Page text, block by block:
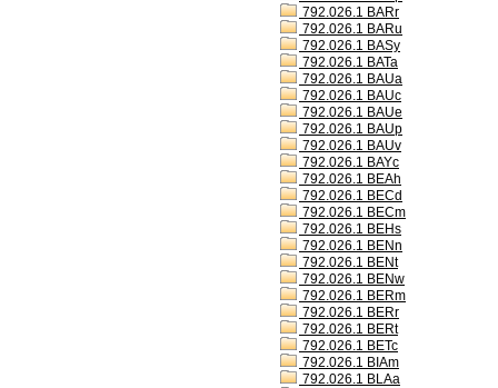
792.026.1 BARr
792.026.1 BARu
792.026.1 BASy
792.026.1 BATa
792.026.1 BAUa
792.026.1 BAUc
792.026.1 BAUe
792.026.1 BAUp
792.026.1 BAUv
792.026.1 BAYc
792.026.1 BEAh
792.026.1 BECd
792.026.1 BECm
792.026.1 BEHs
792.026.1 BENn
792.026.1 BENt
792.026.1 BENw
792.026.1 BERm
792.026.1 BERr
792.026.1 BERt
792.026.1 BETc
792.026.1 BIAm
792.026.1 BLAa